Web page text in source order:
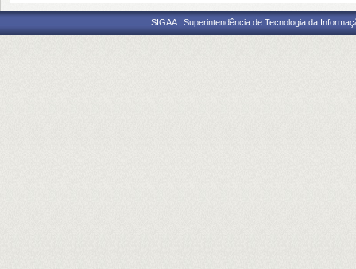
SIGAA | Superintendência de Tecnologia da